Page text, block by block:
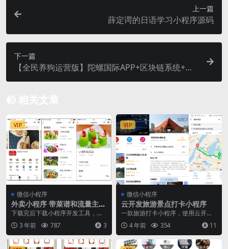
上一篇
薛定谔的日语学习小程序源码
下一篇
【全民养狗运营版】陀螺国际APP+区块链系统+宠
物养成+挖矿合成+养狗养宠物+算力币+商城版
VIP
微信小程序
外卖小程序 带菜谱和流量主
个人用户可接入
下载完后下载小程序开发工具，这
个工具在登录小程序后台，开发者
选项那里即可下载 然...
3 年前 787 3
VIP
微信小程序
云开发旅游景点打卡小程序
一款旅游打卡小程序，使用云开发
技术，taro 构建 主要功能有：景点
列表、景点详...
4 年前 354 11